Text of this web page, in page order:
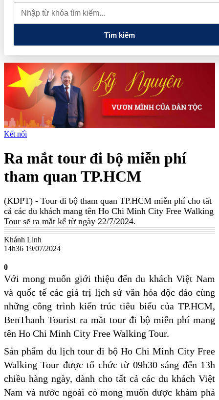
thăm Australia và New Zealand
Quốc hội tiếp tục thảo luận về
hai dự án luật liên quan đến lĩnh vực tài chính, ngân hàng
Tìm kiếm
Kết nối
Ra mắt tour đi bộ miễn phí
tham quan TP.HCM
(KDPT) - Tour đi bộ tham quan TP.HCM miễn phí cho tất
cả các du khách mang tên Ho Chi Minh City Free Walking
Tour sẽ ra mắt kể từ ngày 22/7/2024.
Khánh Linh
14h36 19/07/2024
0
Với mong muốn giới thiệu đến du khách Việt Nam
và quốc tế các giá trị lịch sử văn hóa độc đáo cùng
những công trình kiến trúc tiêu biểu của TP.HCM,
BenThanh Tourist ra mắt tour đi bộ miễn phí mang
tên Ho Chi Minh City Free Walking Tour.
Sản phẩm du lịch tour đi bộ Ho Chi Minh City Free
Walking Tour được tổ chức từ 09h30 sáng đến 13h
chiều hàng ngày, dành cho tất cả các du khách Việt
Nam và nước ngoài có mong muốn được khám phá